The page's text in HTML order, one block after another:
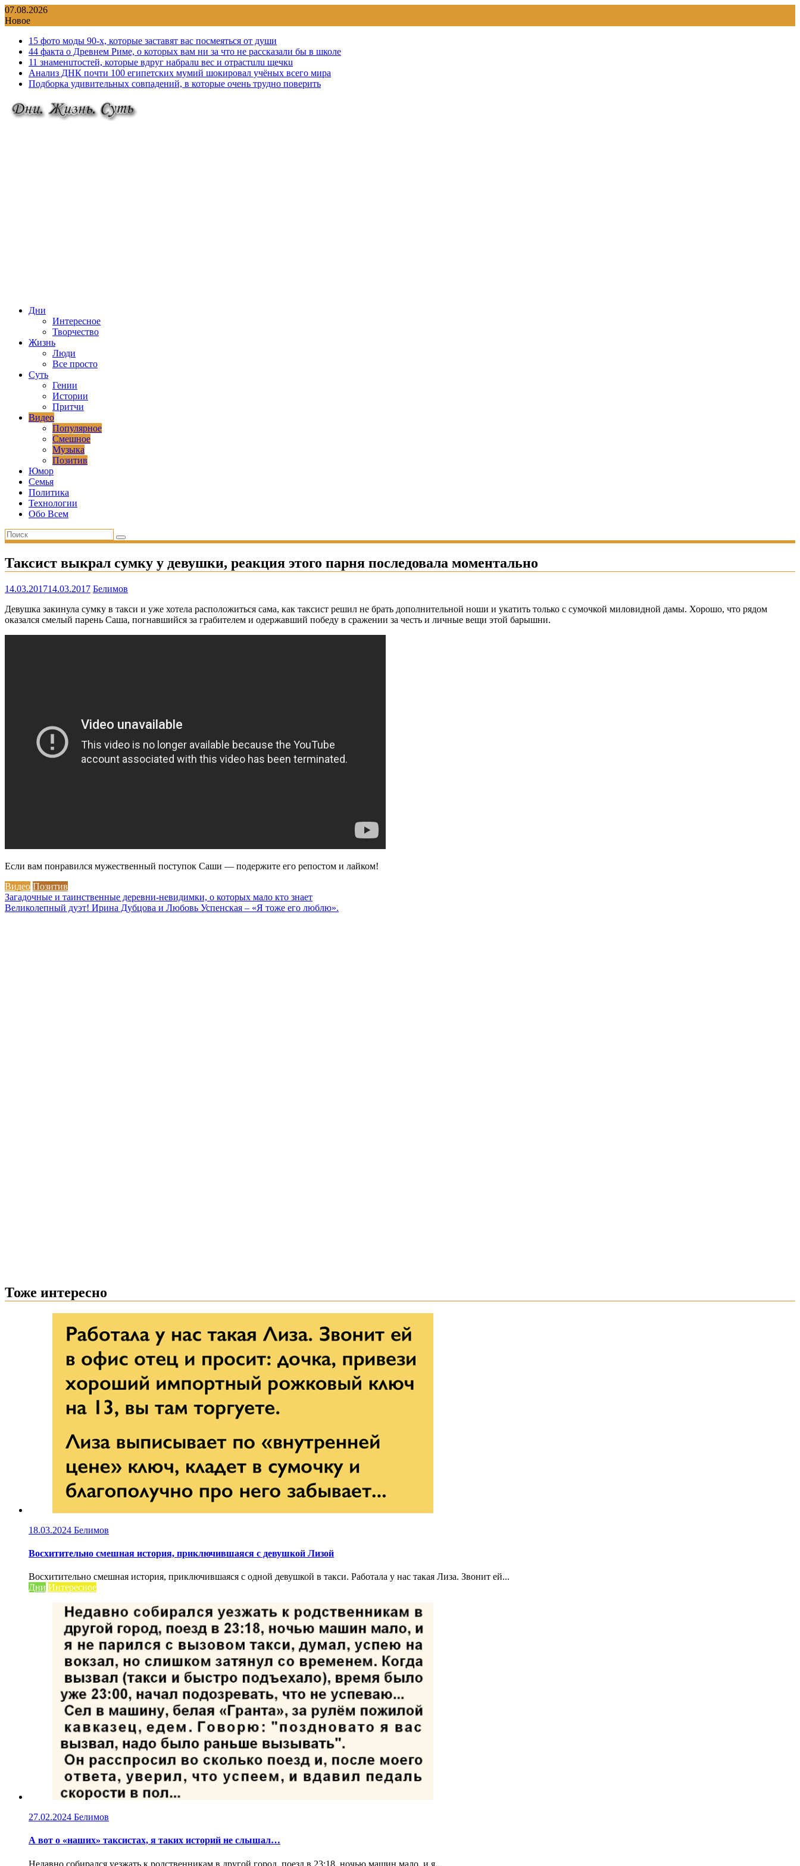
Перейти
к
07.08.2026
Новое
15 фото моды 90-х, которые заставят вас посмеяться от души
44 факта о Древнем Риме, о которых вам ни за что не рассказали бы в школе
11 знаменuтостей, которые вдруг набралu вес и отрастuлu щечкu
Анализ ДНК почти 100 египетских мумий шокировал учёных всего мира
Подборка удивительных совпадений, в которые очень трудно поверить
Дни
Интересное
Творчество
Жизнь
Люди
Все просто
Суть
Гении
Истории
Притчи
Видео
Популярное
Смешное
Музыка
Позитив
Юмор
Семья
Политика
Технологии
Обо Всем
Таксист выкрал сумку у девушки, реакция этого парня последовала моментально
14.03.201714.03.2017 Белимов
Девушка закинула сумку в такси и уже хотела расположиться сама, как таксист решил не брать дополнительной ноши и укатить только с сумочкой миловидной дамы. Хорошо, что рядом
оказался смелый парень Саша, погнавшийся за грабителем и одержавший победу в сражении за честь и личные вещи этой барышни.
Если вам понравился мужественный поступок Саши — подержите его репостом и лайком!
Видео Позитив
Навигация
по
Загадочные и таинственные деревни-невидимки, о которых мало кто знает
Великолепный дуэт! Ирина Дубцова и Любовь Успенская – «Я тоже его люблю».
Тоже интересно
18.03.2024 Белимов
Восхитительно смешная история, приключившаяся с девушкой Лизой
Восхитительно смешная история, приключившаяся с одной девушкой в такси. Работала у нас такая Лиза. Звонит ей...
Дни Интересное
27.02.2024 Белимов
А вот о «наших» таксистах, я таких историй не слышал…
Недавно собирался уезжать к родственникам в другой город, поезд в 23:18, ночью машин мало, и я...